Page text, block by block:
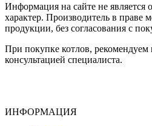
Информация на сайте не является
характер. Производитель в праве
продукции, без согласования с
При покупке котлов, рекомендуем
консультацией специалиста.
ИНФОРМАЦИЯ